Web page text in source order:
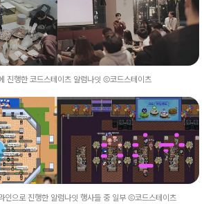
진행한 코드스테이츠 알럼나잇 Ⓒ코드스테이츠
인으로 진행한 알럼나잇 행사들 중 일부 Ⓒ코드스테이츠